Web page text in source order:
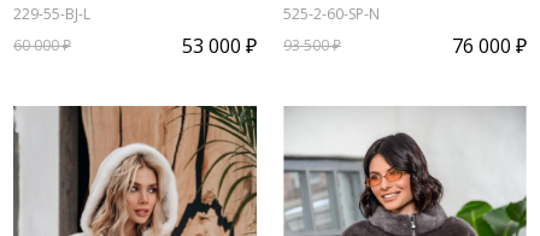
229-55-BJ-L
60 000 ₽
53 000 ₽
525-2-60-SP-N
93 500 ₽
76 000 ₽